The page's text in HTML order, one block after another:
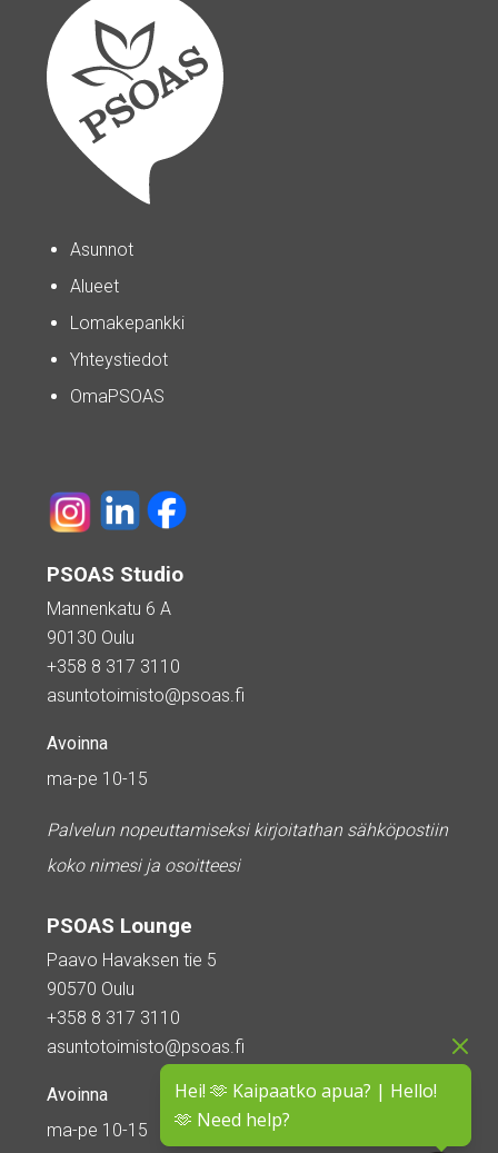
Hei! 🫶 Kaipaatko apua? | Hello!
🫶 Need help?
Asunnot
Alueet
Lomakepankki
Yhteystiedot
OmaPSOAS
PSOAS Studio
Mannenkatu 6 A
90130 Oulu
+358 8 317 3110
asuntotoimisto@psoas.fi
Avoinna
ma-pe 10-15
Palvelun nopeuttamiseksi kirjoitathan sähköpostiin
koko nimesi ja osoitteesi
PSOAS Lounge
Paavo Havaksen tie 5
90570 Oulu
+358 8 317 3110
asuntotoimisto@psoas.fi
Avoinna
ma-pe 10-15